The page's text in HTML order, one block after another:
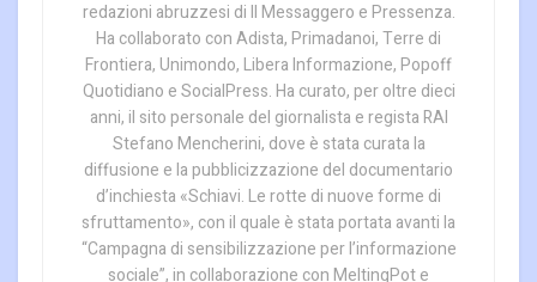
redazioni abruzzesi di Il Messaggero e Pressenza.
Ha collaborato con Adista, Primadanoi, Terre di
Frontiera, Unimondo, Libera Informazione, Popoff
Quotidiano e SocialPress. Ha curato, per oltre dieci
anni, il sito personale del giornalista e regista RAI
Stefano Mencherini, dove è stata curata la
diffusione e la pubblicizzazione del documentario
d’inchiesta «Schiavi. Le rotte di nuove forme di
sfruttamento», con il quale è stata portata avanti la
“Campagna di sensibilizzazione per l’informazione
sociale”, in collaborazione con MeltingPot e